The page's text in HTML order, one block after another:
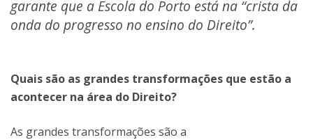
garante que a Escola do Porto está na “crista da
onda do progresso no ensino do Direito”.
Quais são as grandes transformações que estão a
acontecer na área do Direito?
As grandes transformações são a